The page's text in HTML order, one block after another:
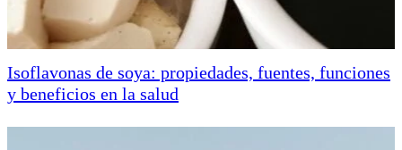
Isoflavonas de soya: propiedades, fuentes, funciones
y beneficios en la salud